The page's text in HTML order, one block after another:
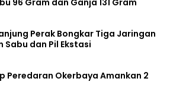
96 Gram dan Ganja 131 Gram
Perak Bongkar Tiga Jaringan
Sabu dan Pil Ekstasi
Peredaran Okerbaya Amankan 2